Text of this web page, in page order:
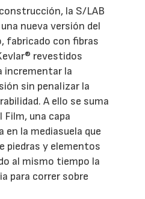
la S/LAB
nueva versión del
fabricado con fibras
revestidos
incrementar la
sin penalizar la
A ello se suma
una capa
la mediasuela que
piedras y elementos
al mismo tiempo la
para correr sobre